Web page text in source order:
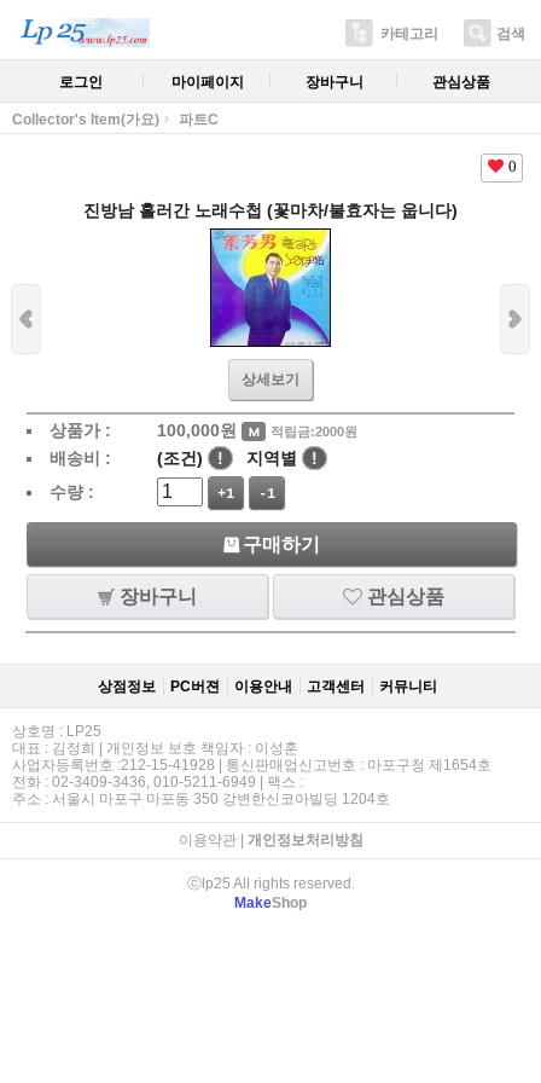
카테고리 검색
로그인 마이페이지 장바구니 관심상품
Collector's Item(가요) 파트C
0
진방남 흘러간 노래수첩 (꽃마차/불효자는 웁니다)
상세보기
상품가 : 100,000원 적립금:2000원
배송비 : (조건) ! 지역별
!
수량 :
+1 -1
구매하기
장바구니 관심상품
상점정보 PC버젼 이용안내 고객센터 커뮤니티
상호명 : LP25
대표 : 김정희 | 개인정보 보호 책임자 : 이성훈
사업자등록번호 :212-15-41928 | 통신판매업신고번호 : 마포구청 제1654호
전화 : 02-3409-3436, 010-5211-6949 | 팩스 :
주소 : 서울시 마포구 마포동 350 강변한신코아빌딩 1204호
이용약관| 개인정보처리방침
ⓒlp25 All rights reserved.
MakeShop